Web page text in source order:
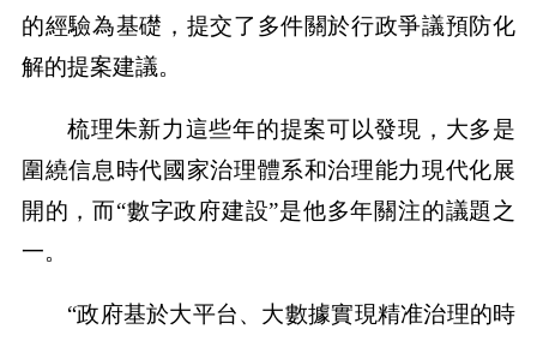
的經驗為基礎，提交了多件關於行政爭議預防化
解的提案建議。
梳理朱新力這些年的提案可以發現，大多是
圍繞信息時代國家治理體系和治理能力現代化展
開的，而“數字政府建設”是他多年關注的議題之
一。
“政府基於大平台、大數據實現精准治理的時